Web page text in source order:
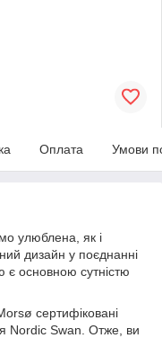
Оплата Умови
улюблена, як і
дизайн у поєднанні
є основною сутністю
сертифіковані
Nordic Swan. Отже, ви